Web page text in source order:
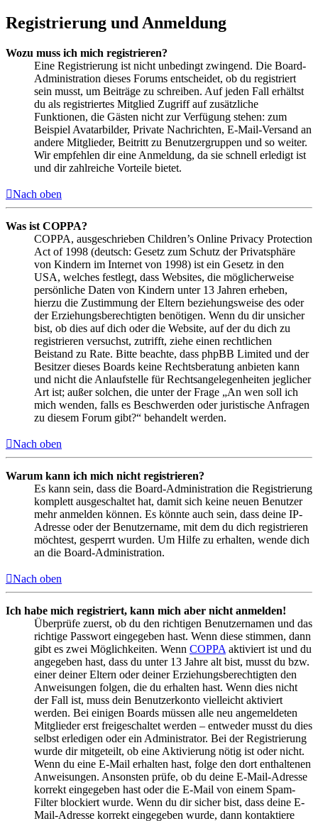
Registrierung und Anmeldung
Wozu muss ich mich registrieren?
Eine Registrierung ist nicht unbedingt zwingend. Die Board-
Administration dieses Forums entscheidet, ob du registriert
sein musst, um Beiträge zu schreiben. Auf jeden Fall erhältst
du als registriertes Mitglied Zugriff auf zusätzliche
Funktionen, die Gästen nicht zur Verfügung stehen: zum
Beispiel Avatarbilder, Private Nachrichten, E-Mail-Versand an
andere Mitglieder, Beitritt zu Benutzergruppen und so weiter.
Wir empfehlen dir eine Anmeldung, da sie schnell erledigt ist
und dir zahlreiche Vorteile bietet.
Nach oben
Was ist COPPA?
COPPA, ausgeschrieben Children’s Online Privacy Protection
Act of 1998 (deutsch: Gesetz zum Schutz der Privatsphäre
von Kindern im Internet von 1998) ist ein Gesetz in den
USA, welches festlegt, dass Websites, die möglicherweise
persönliche Daten von Kindern unter 13 Jahren erheben,
hierzu die Zustimmung der Eltern beziehungsweise des oder
der Erziehungsberechtigten benötigen. Wenn du dir unsicher
bist, ob dies auf dich oder die Website, auf der du dich zu
registrieren versuchst, zutrifft, ziehe einen rechtlichen
Beistand zu Rate. Bitte beachte, dass phpBB Limited und der
Besitzer dieses Boards keine Rechtsberatung anbieten kann
und nicht die Anlaufstelle für Rechtsangelegenheiten jeglicher
Art ist; außer solchen, die unter der Frage „An wen soll ich
mich wenden, falls es Beschwerden oder juristische Anfragen
zu diesem Forum gibt?“ behandelt werden.
Nach oben
Warum kann ich mich nicht registrieren?
Es kann sein, dass die Board-Administration die Registrierung
komplett ausgeschaltet hat, damit sich keine neuen Benutzer
mehr anmelden können. Es könnte auch sein, dass deine IP-
Adresse oder der Benutzername, mit dem du dich registrieren
möchtest, gesperrt wurden. Um Hilfe zu erhalten, wende dich
an die Board-Administration.
Nach oben
Ich habe mich registriert, kann mich aber nicht anmelden!
Überprüfe zuerst, ob du den richtigen Benutzernamen und das
richtige Passwort eingegeben hast. Wenn diese stimmen, dann
gibt es zwei Möglichkeiten. Wenn COPPA aktiviert ist und du
angegeben hast, dass du unter 13 Jahre alt bist, musst du bzw.
einer deiner Eltern oder deiner Erziehungsberechtigten den
Anweisungen folgen, die du erhalten hast. Wenn dies nicht
der Fall ist, muss dein Benutzerkonto vielleicht aktiviert
werden. Bei einigen Boards müssen alle neu angemeldeten
Mitglieder erst freigeschaltet werden – entweder musst du dies
selbst erledigen oder ein Administrator. Bei der Registrierung
wurde dir mitgeteilt, ob eine Aktivierung nötig ist oder nicht.
Wenn du eine E-Mail erhalten hast, folge den dort enthaltenen
Anweisungen. Ansonsten prüfe, ob du deine E-Mail-Adresse
korrekt eingegeben hast oder die E-Mail von einem Spam-
Filter blockiert wurde. Wenn du dir sicher bist, dass deine E-
Mail-Adresse korrekt eingegeben wurde, dann kontaktiere